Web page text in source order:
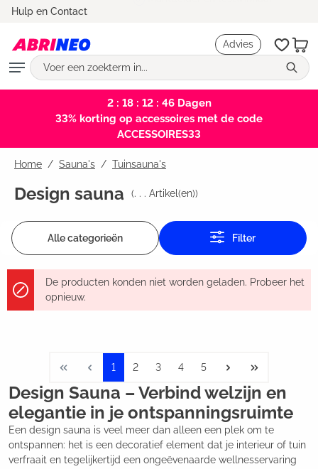
Hulp en Contact
Advies
2 : 18 : 12 : 46Dagen
33% korting op accessoires met de code
ACCESSOIRES33
Home Sauna's / Tuinsauna's
Design sauna (. . . Artikel(en))
Alle categorieën Filter
De producten konden niet worden geladen. Probeer het
opnieuw.
1 2 3 4 5
Design Sauna – Verbind welzijn en
elegantie in je ontspanningsruimte
Een design sauna is veel meer dan alleen een plek om te
ontspannen: het is een decoratief element dat je interieur of tuin
verfraait en tegelijkertijd een ongeëvenaarde wellnesservaring